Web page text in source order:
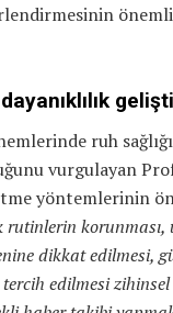
ruh
vurgulayan
yöntemlerinin
rutinlerin korunması,
dikkat edilmesi,
edilmesi